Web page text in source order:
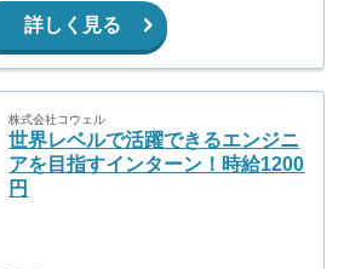
詳しく見る
株式会社コウェル
世界レベルで活躍できるエンジニ
アを目指すインターン！時給1200
円